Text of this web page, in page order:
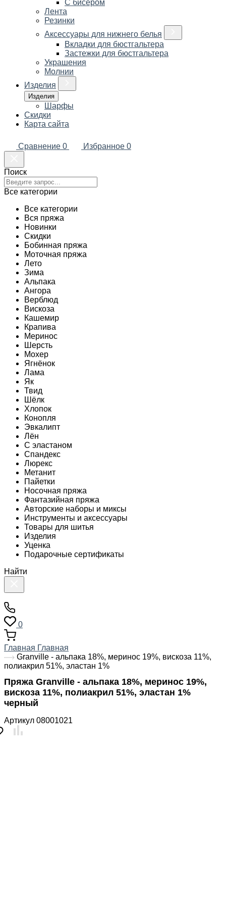
С бисером
Лента
Резинки
Аксессуары для нижнего белья
Вкладки для бюстгальтера
Застежки для бюстгальтера
Украшения
Молнии
Изделия
Изделия
Шарфы
Скидки
Карта сайта
Сравнение 0 Избранное 0
Поиск
Все категории
Все категории
Вся пряжа
Новинки
Скидки
Бобинная пряжа
Моточная пряжа
Лето
Зима
Альпака
Ангора
Верблюд
Вискоза
Кашемир
Крапива
Меринос
Шерсть
Мохер
Ягнёнок
Лама
Як
Твид
Шёлк
Хлопок
Конопля
Эвкалипт
Лён
C эластаном
Спандекс
Люрекс
Метанит
Пайетки
Носочная пряжа
Фантазийная пряжа
Авторские наборы и миксы
Инструменты и аксессуары
Товары для шитья
Изделия
Уценка
Подарочные сертификаты
Найти
0
Главная Главная
Granville - альпака 18%, меринос 19%, вискоза 11%,
полиакрил 51%, эластан 1%
Пряжа Granville - альпака 18%, меринос 19%,
вискоза 11%, полиакрил 51%, эластан 1%
черный
Артикул 08001021